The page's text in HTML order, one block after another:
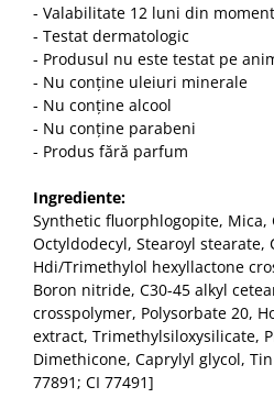
- Valabilitate 12 luni din
- Testat dermatologic
- Produsul nu este testat pe
- Nu conține uleiuri minerale
- Nu conține alcool
- Nu conține parabeni
- Produs fără parfum
Ingrediente:
Synthetic fluorphlogopite, Mica,
Octyldodecyl, Stearoyl stearate,
Hdi/Trimethylol hexyllactone
Boron nitride, C30-45 alkyl
crosspolymer, Polysorbate 20,
extract, Trimethylsiloxysilicate,
Dimethicone, Caprylyl glycol,
77891; CI 77491]